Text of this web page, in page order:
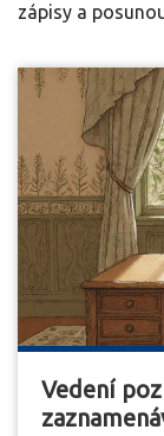
zápisy a
Vedení